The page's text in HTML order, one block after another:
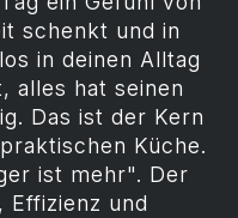
schenkt und in
in deinen Alltag
alles hat seinen
Das ist der Kern
Küche.
ist mehr". Der
Effizienz und